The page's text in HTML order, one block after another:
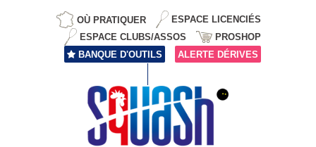
OÙ PRATIQUER
ESPACE LICENCIÉS
ESPACE CLUBS/ASSOS
PROSHOP
BANQUE D'OUTILS
ALERTE DÉRIVES